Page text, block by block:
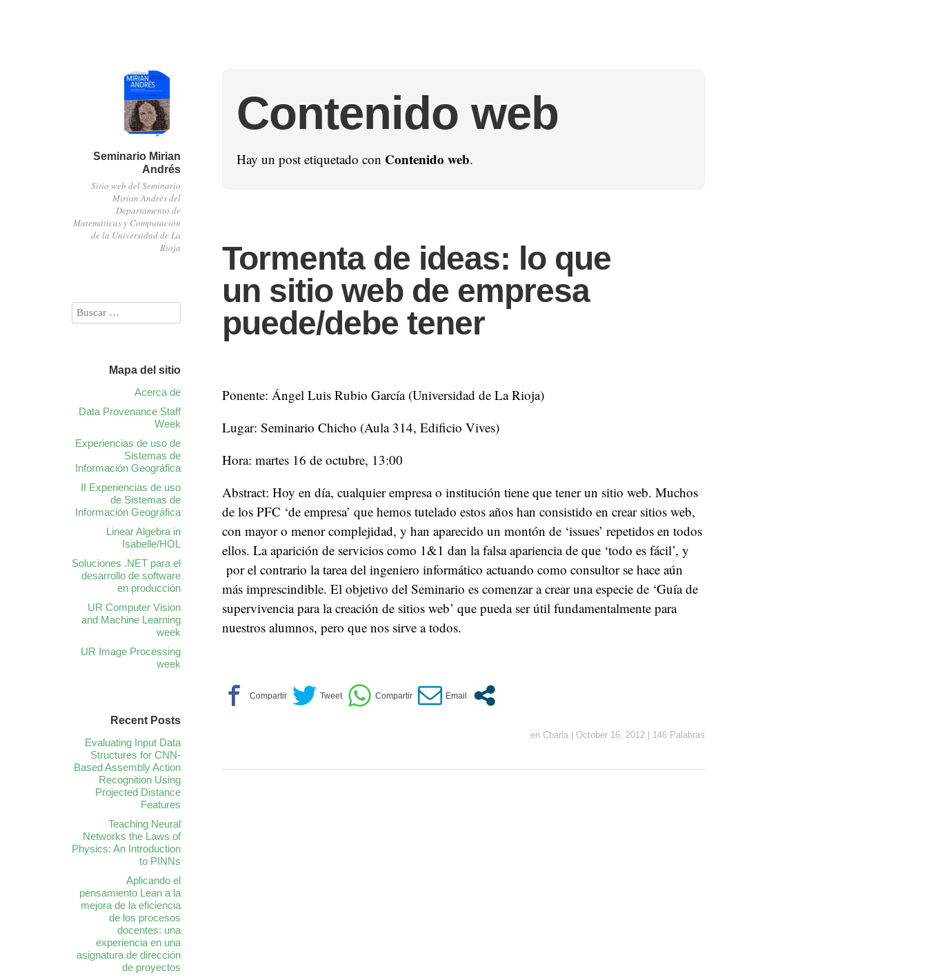
Seminario Mirian
Andrés
Sitio web del Seminario
Mirian Andrés del
Departamento de
Matemáticas y Computación
de la Universidad de La
Rioja
Contenido web
Hay un post etiquetado con Contenido web.
Tormenta de ideas: lo que
un sitio web de empresa
puede/debe tener
Ponente: Ángel Luis Rubio García (Universidad de La Rioja)
Lugar: Seminario Chicho (Aula 314, Edificio Vives)
Hora: martes 16 de octubre, 13:00
Abstract: Hoy en día, cualquier empresa o institución tiene que tener un sitio web. Muchos
de los PFC ‘de empresa’ que hemos tutelado estos años han consistido en crear sitios web,
con mayor o menor complejidad, y han aparecido un montón de ‘issues’ repetidos en todos
ellos. La aparición de servicios como 1&1 dan la falsa apariencia de que ‘todo es fácil’, y
por el contrario la tarea del ingeniero informático actuando como consultor se hace aún
más imprescindible. El objetivo del Seminario es comenzar a crear una especie de ‘Guía de
supervivencia para la creación de sitios web’ que pueda ser útil fundamentalmente para
nuestros alumnos, pero que nos sirve a todos.
en Charla October 16, 2012 146 Palabras
Mapa del sitio
Acerca de
Data Provenance Staff
Week
Experiencias de uso de
Sistemas de
Información Geográfica
II Experiencias de uso
de Sistemas de
Información Geográfica
Linear Algebra in
Isabelle/HOL
Soluciones .NET para el
desarrollo de software
en producción
UR Computer Vision
and Machine Learning
week
UR Image Processing
week
Recent Posts
Evaluating Input Data
Structures for CNN-
Based Assembly Action
Recognition Using
Projected Distance
Features
Teaching Neural
Networks the Laws of
Physics: An Introduction
to PINNs
Aplicando el
pensamiento Lean a la
mejora de la eficiencia
de los procesos
docentes: una
experiencia en una
asignatura de dirección
de proyectos